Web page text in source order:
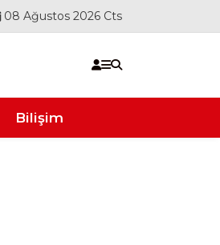
08 Ağustos 2026 Cts
Bilişim